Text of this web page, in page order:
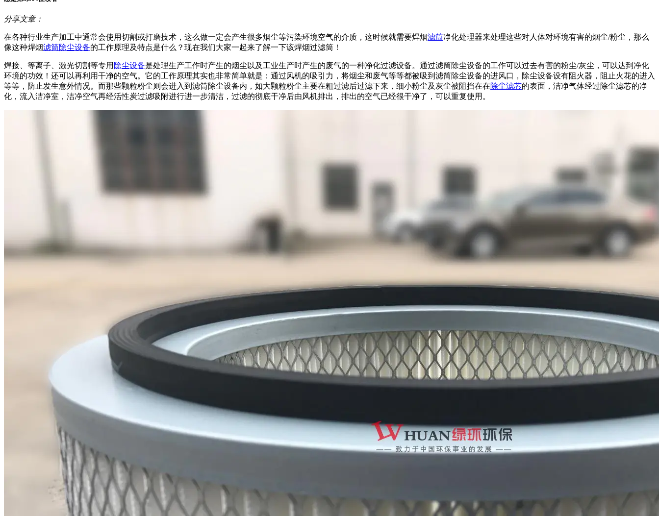
分享文章：
在各种行业生产加工中通常会使用切割或打磨技术，这么做一定会产生很多烟尘等污染环境空气的介质，这时候就需要焊烟滤筒净化处理器来处理这些对人体对环境有害的烟尘/粉尘，那么
像这种焊烟滤筒除尘设备的工作原理及特点是什么？现在我们大家一起来了解一下该焊烟过滤筒！
焊接、等离子、激光切割等专用 除尘设备是处理生产工作时产生的烟尘以及工业生产时产生的废气的一种净化过滤设备。通过滤筒除尘设备的工作可以过去有害的粉尘/灰尘，可以达到净化
环境的功效！还可以再利用干净的空气。它的工作原理其实也非常简单就是：通过风机的吸引力，将烟尘和废气等等都被吸到滤筒除尘设备的进风口，除尘设备设有阻火器，阻止火花的进入
等等，防止发生意外情况。而那些颗粒粉尘则会进入到滤筒除尘设备内，如大颗粒粉尘主要在粗过滤后过滤下来，细小粉尘及灰尘被阻挡在在除尘滤芯的表面，洁净气体经过除尘滤芯的净
化，流入洁净室，洁净空气再经活性炭过滤吸附进行进一步清洁，过滤的彻底干净后由风机排出，排出的空气已经很干净了，可以重复使用。